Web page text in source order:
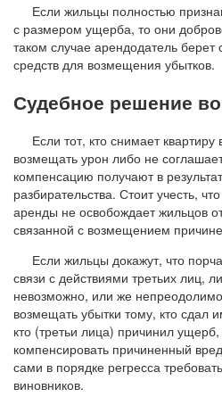
Если жильцы полностью
с размером ущерба, то они
таком случае арендодатель берет
средств для возмещения убытков.
Судебное решение
Если тот, кто снимает
возмещать урон либо не
компенсацию получают в
разбирательства. Стоит учесть,
аренды не освобождает жильцов
связанной с возмещением
Если жильцы докажут, что
связи с действиями третьих лиц,
невозможно, или же
возмещать убытки тому, кто сдал
кто (третьи лица) причинил
компенсировать причиненный
сами в порядке регресса
виновников.